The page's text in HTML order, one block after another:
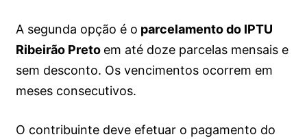
A segunda opção é o parcelamento do IPTU
Ribeirão Preto em até doze parcelas mensais e
sem desconto. Os vencimentos ocorrem em
meses consecutivos.
O contribuinte deve efetuar o pagamento do